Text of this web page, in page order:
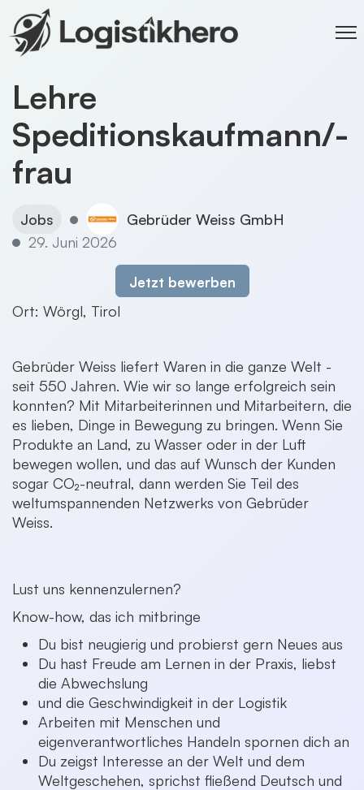
Lehre
Speditionskaufmann/-
frau
Jobs
Gebrüder Weiss GmbH
29. Juni 2026
Jetzt bewerben
Ort: Wörgl, Tirol
Gebrüder Weiss liefert Waren in die ganze Welt -
seit 550 Jahren. Wie wir so lange erfolgreich sein
konnten? Mit Mitarbeiterinnen und Mitarbeitern, die
es lieben, Dinge in Bewegung zu bringen. Wenn Sie
Produkte an Land, zu Wasser oder in der Luft
bewegen wollen, und das auf Wunsch der Kunden
sogar CO₂-neutral, dann werden Sie Teil des
weltumspannenden Netzwerks von Gebrüder
Weiss.
Lust uns kennenzulernen?
Know-how, das ich mitbringe
Du bist neugierig und probierst gern Neues aus
Du hast Freude am Lernen in der Praxis, liebst
die Abwechslung
und die Geschwindigkeit in der Logistik
Arbeiten mit Menschen und
eigenverantwortliches Handeln spornen dich an
Du zeigst Interesse an der Welt und dem
Weltgeschehen, sprichst fließend Deutsch und